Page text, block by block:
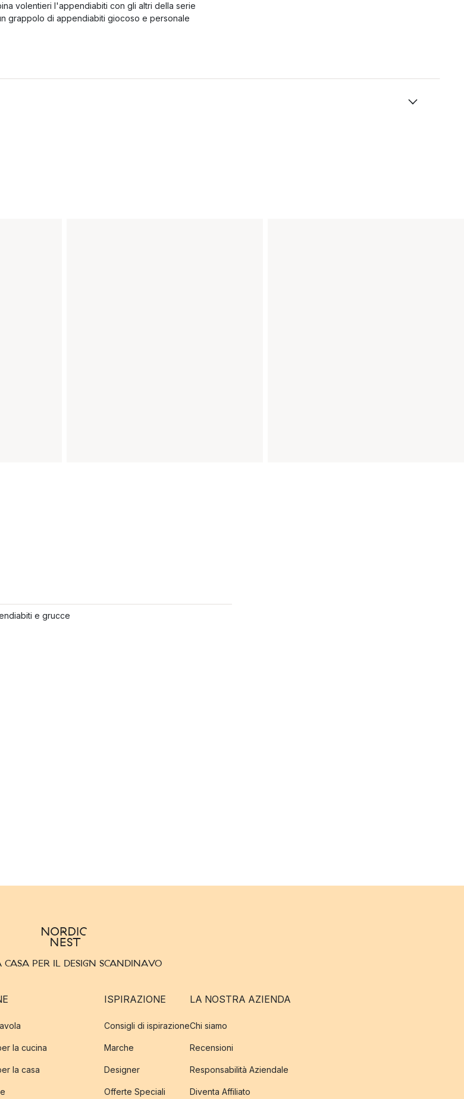
volentieri l'appendiabiti con gli altri della serie
grappolo di appendiabiti giocoso e personale
e grucce
PER IL DESIGN SCANDINAVO
la cucina
la casa
ISPIRAZIONE
Consigli di ispirazione
Marche
Designer
Offerte Speciali
LA NOSTRA AZIENDA
Chi siamo
Recensioni
Responsabilità Aziendale
Diventa Affiliato